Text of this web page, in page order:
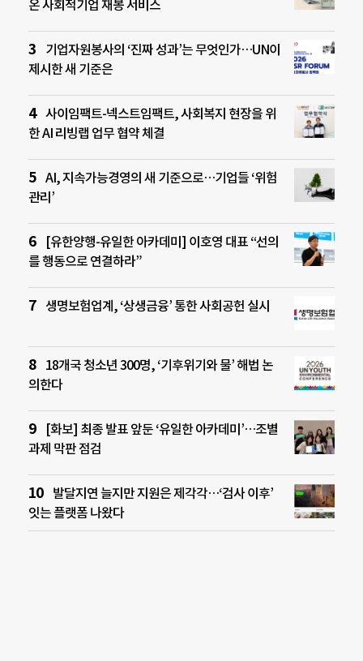
온 사회적기업 재봉 서비스
기업자원봉사의 ‘진짜 성과’는 무엇인가…UN이
제시한 새 기준은
사이임팩트-넥스트임팩트, 사회복지 현장을 위
한 AI 리빙랩 업무 협약 체결
AI, 지속가능경영의 새 기준으로…기업들 ‘위험
관리’
[유한양행-유일한 아카데미] 이호영 대표 “선의
를 행동으로 연결하라”
생명보험업계, ‘상생금융’ 통한 사회공헌 실시
18개국 청소년 300명, ‘기후위기와 물’ 해법 논
의한다
[화보] 최종 발표 앞둔 ‘유일한 아카데미’…조별
과제 막판 점검
발달지연 늘지만 지원은 제각각…‘검사 이후’
잇는 플랫폼 나왔다